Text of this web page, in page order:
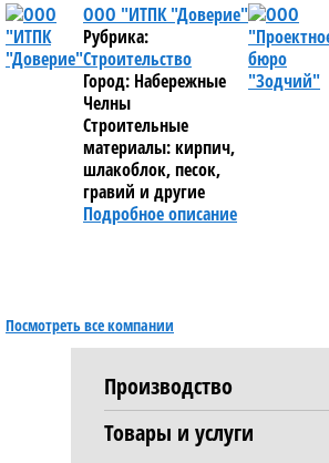
ООО "ИТПК "Доверие"
Рубрика:
Строительство
Город: Набережные
Челны
Строительные
материалы: кирпич,
шлакоблок, песок,
гравий и другие
Подробное описание
Посмотреть все компании
Производство
Товары и услуги